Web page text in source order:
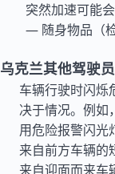
突然加速可能
— 随身物品（
乌克兰其他驾驶
车辆行驶时闪烁
决于情况。例如
用危险报警闪光
来自前方车辆的
来自迎面而来车